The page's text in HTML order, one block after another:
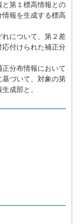
第１標高情報との
報を生成する標高
について、第２差
付けられた補正分
分布情報において
づいて、対象の第
成部と、